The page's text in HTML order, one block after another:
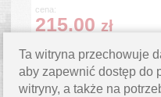
cena:
215.00 zł
Ta witryna przechowuje
aby zapewnić dostęp do
witryny, a także na